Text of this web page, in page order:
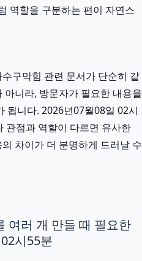
역할을 구분하는 편이 자연스
구막힘 관련 문서가 단순히 같
니라, 방문자가 필요한 내용을
됩니다. 2026년07월08일 02시
관점과 역할이 다르면 유사한
차이가 더 분명하게 드러날 수
여러 개 만들 때 필요한
시55분